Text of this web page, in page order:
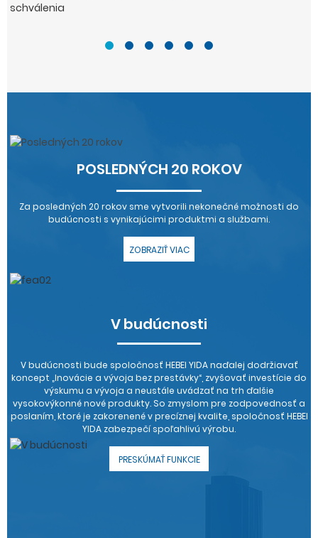
POSLEDNÝCH 20 ROKOV
Za posledných 20 rokov sme vytvorili nekonečné možnosti do
budúcnosti s vynikajúcimi produktmi a službami.
ZOBRAZIŤ VIAC
V budúcnosti
V budúcnosti bude spoločnosť HEBEI YIDA naďalej dodržiavať
koncept „Inovácie a vývoja bez prestávky“, zvyšovať investície do
výskumu a vývoja a neustále uvádzať na trh ďalšie
vysokovýkonné nové produkty. So zmyslom pre zodpovednosť a
poslaním, ktoré je zakorenené v precíznej kvalite, spoločnosť HEBEI
YIDA zabezpečí spoľahlivú výrobu.
PRESKÚMAŤ FUNKCIE